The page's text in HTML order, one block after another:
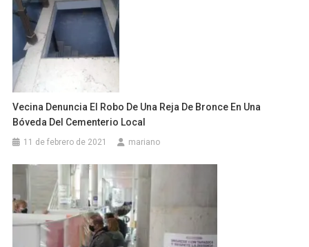
Vecina Denuncia El Robo De Una Reja De Bronce En Una
Bóveda Del Cementerio Local
11 de febrero de 2021 mariano